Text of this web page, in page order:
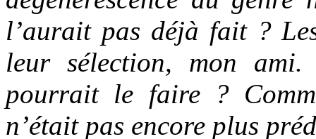
l’aurait pas déjà fait ?
leur sélection, mon
pourrait le faire ?
n’était pas encore plus